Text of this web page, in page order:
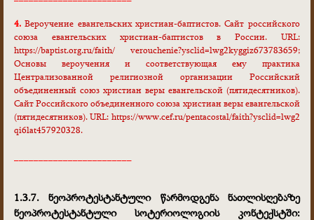
4. Вероучение евангельских христиан-баптистов. Сайт российского
союза евангельских христиан-баптистов в России. URL:
https://baptist.org.ru/faith/ verouchenie?ysclid=lwg2kyggiz673783659;
Основы вероучения и соответствующая ему практика
Централизованной религиозной организации Российский
объединенный союз христиан веры евангельской (пятидесятников).
Сайт Российского объединенного союза христиан веры евангельской
(пятидесятников). URL: https://www.cef.ru/pentacostal/faith?ysclid=lwg2
qi6lat457920328.
1.3.7. ნეოპროტესტანტული წარმოდგენა ნათლისღებაზე
ნეოპროტესტანტული სოტერიოლოგიის კონტექსტში: